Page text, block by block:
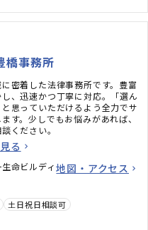
橋事務所
密着した法律事務所です。豊富
、迅速かつ丁寧に対応。「選ん
思っていただけるよう全力でサ
す。少しでもお悩みがあれば、
ください。
る
命ビルディ地図・アクセス
土日祝日相談可